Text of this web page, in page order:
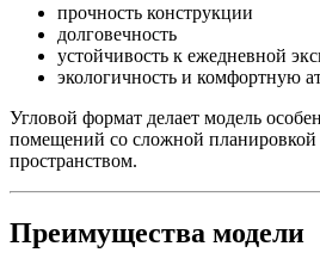
прочность конструкции
долговечность
устойчивость к ежедневной
экологичность и комфортную
Угловой формат делает модель
помещений со сложной
пространством.
Преимущества модели